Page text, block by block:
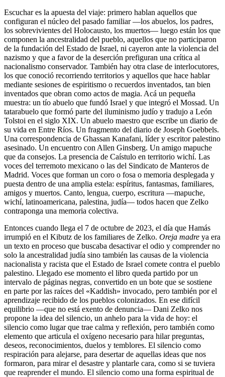
Escuchar es la apuesta del viaje: primero hablan aquellos que
configuran el núcleo del pasado familiar —los abuelos, los padres,
los sobrevivientes del Holocausto, los muertos— luego están los que
componen la ancestralidad del pueblo, aquellos que no participaron
de la fundación del Estado de Israel, ni cayeron ante la violencia del
nazismo y que a favor de la deserción prefiguran una crítica al
nacionalismo conservador. También hay otra clase de interlocutores,
los que conoció recorriendo territorios y aquellos que hace hablar
mediante sesiones de espiritismo o recuerdos inventados, tan bien
inventados que obran como actos de magia. Acá un pequeña
muestra: un tío abuelo que fundó Israel y que integró el Mossad. Un
tatarabuelo que formó parte del iluminismo judío y tradujo a León
Tolstoi en el siglo XIX. Un abuelo maestro que escribe un diario de
su vida en Entre Ríos. Un fragmento del diario de Joseph Goebbels.
Una correspondencia de Ghassan Kanafani, líder y escritor palestino
asesinado. Un encuentro con Allen Ginsberg. Un amigo mapuche
que da consejos. La presencia de Caístulo en territorio wichí. Las
voces del terremoto mexicano o las del Sindicato de Manteros de
Madrid. Voces que forman un coro o fosa o memoria desplegada y
puesta dentro de una amplia estela: espíritus, fantasmas, familiares,
amigos y muertos. Canto, lengua, cuerpo, escritura —mapuche,
wichí, latinoamericana, palestina, judía— todos hacen que Zelko
contraponga una memoria colectiva.
Entonces cuando llega el 7 de octubre de 2023, el día que Hamás
irrumpió en el Kibutz de los familiares de Zelko. Oreja madre ya era
un texto en proceso que buscaba desactivar el odio y comprender no
solo la ancestralidad judía sino también las causas de la violencia
nacionalista y racista que el Estado de Israel comete contra el pueblo
palestino. Llegado ese momento el libro queda partido por un
intervalo de páginas negras, convertido en un bote que se sostiene
en parte por las raíces del «Kaddish» invocado, pero también por el
aprendizaje recibido de los pueblos colonizados. En ese difícil
equilibrio —que no está exento de denuncia— Dani Zelko nos
propone la idea del silencio, un anhelo para la vida de hoy: el
silencio como lugar que trae calma y reflexión, pero también como
elemento que articula el oxígeno necesario para hilar preguntas,
deseos, reconocimientos, duelos y temblores. El silencio como
respiración para alejarse, para desertar de aquellas ideas que nos
formaron, para mirar el desastre y plantarle cara, como si se tuviera
que reaprender el mundo. El silencio como una forma espiritual de